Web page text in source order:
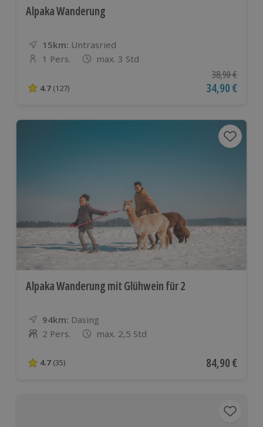
Alpaka Wanderung
15km: Entfernung
Standort
Untrasried
Anzahl der Teilnehmer
1 Pers. max. 3 Std
4.7 von 5 Sternen basierend auf 127 Bewertungen
4.7 (127)
38,90 €
Aktueller
34,90 €
Alpaka Wanderung mit Glühwein für 2
94km: Entfernung
Standort
Dasing
Anzahl der Teilnehmer
2 Pers. max. 2,5 Std
4.7 von 5 Sternen basierend auf 35 Bewertungen
4.7 (35) Aktueller
84,90 €